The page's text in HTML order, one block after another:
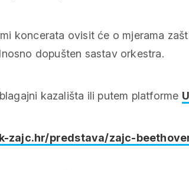
koncerata ovisit će o mjerama
dopušten sastav orkestra.
kazališta ili putem platforme
zajc.hr/predstava/zajc-